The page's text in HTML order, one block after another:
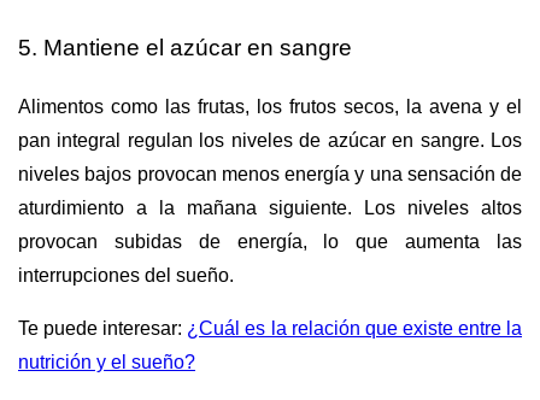
5. Mantiene el azúcar en sangre
Alimentos como las frutas, los frutos secos, la avena y el
pan integral regulan los niveles de azúcar en sangre. Los
niveles bajos provocan menos energía y una sensación de
aturdimiento a la mañana siguiente. Los niveles altos
provocan subidas de energía, lo que aumenta las
interrupciones del sueño.
Te puede interesar: ¿Cuál es la relación que existe entre la
nutrición y el sueño?